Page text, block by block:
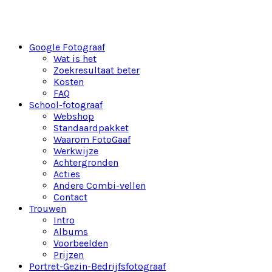
Door naar de hoofd inhoud
Google Fotograaf
Wat is het
Zoekresultaat beter
Kosten
FAQ
School-fotograaf
Webshop
Standaardpakket
Waarom FotoGaaf
Werkwijze
Achtergronden
Acties
Andere Combi-vellen
Contact
Trouwen
Intro
Albums
Voorbeelden
Prijzen
Portret-Gezin-Bedrijfsfotograaf
Schoolfotograaf komt in Rotterdam, heel Nederland